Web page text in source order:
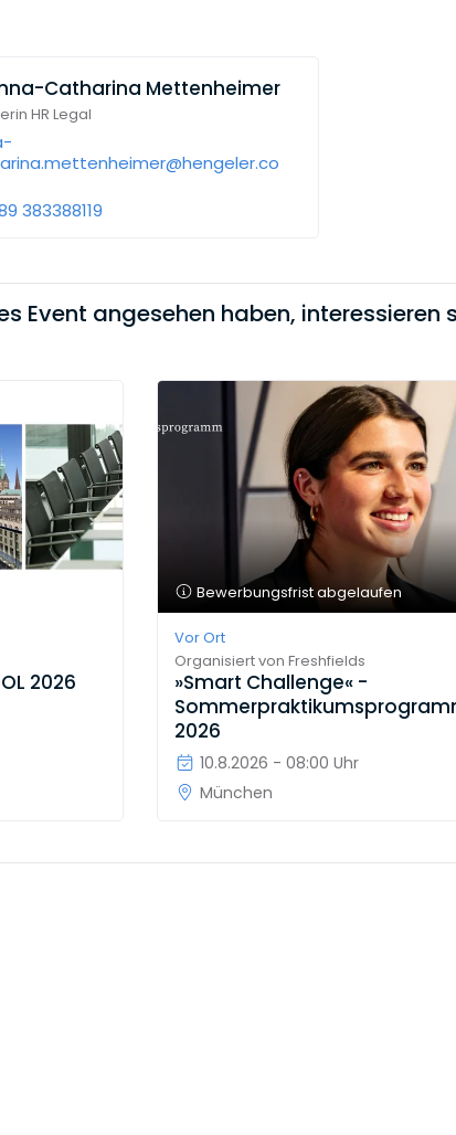
Catharina Mettenheimer
HR Legal
383388119
Event angesehen haben, interessieren
2026
Bewerbungsfrist abgelaufen
Vor Ort
Organisiert von Freshfields
»Smart Challenge« -
2026
10.8.2026 - 08:00 Uhr
München